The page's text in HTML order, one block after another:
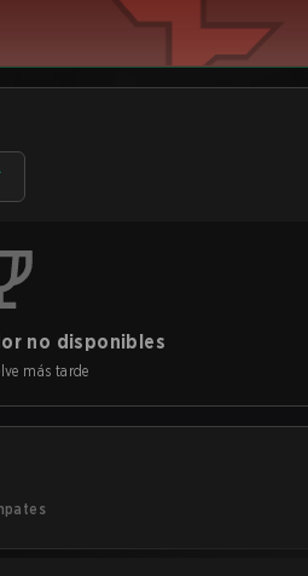
no disponibles
más tarde